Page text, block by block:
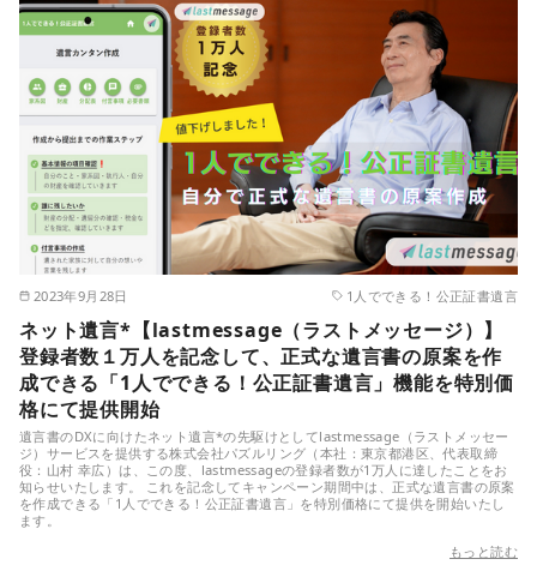
2023年9月28日 1人でできる！公正証書遺言
ネット遺言*【lastmessage（ラストメッセージ）】
登録者数１万人を記念して、正式な遺言書の原案を作
成できる「1人でできる！公正証書遺言」機能を特別価
格にて提供開始
遺言書のDXに向けたネット遺言*の先駆けとしてlastmessage（ラストメッセー
ジ）サービスを提供する株式会社パズルリング（本社：東京都港区、代表取締
役：山村 幸広）は、この度、lastmessageの登録者数が1万人に達したことをお
知らせいたします。 これを記念してキャンペーン期間中は、正式な遺言書の原案
を作成できる「1人でできる！公正証書遺言」を特別価格にて提供を開始いたし
ます。
もっと読む